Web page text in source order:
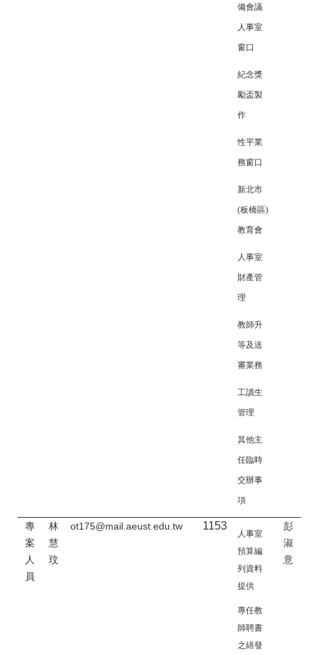
備會議
人事室
窗口
紀念獎
勵盃製
作
性平業
務窗口
新北市
(板橋區)
教育會
人事室
財產管
理
教師升
等及送
審業務
工讀生
管理
其他主
任臨時
交辦事
項
專
案
人
員
林
慧
玟
ot175@mail.aeust.edu.tw 1153
人事室
預算編
列資料
提供
專任教
師聘書
之繕發
彭
淑
意